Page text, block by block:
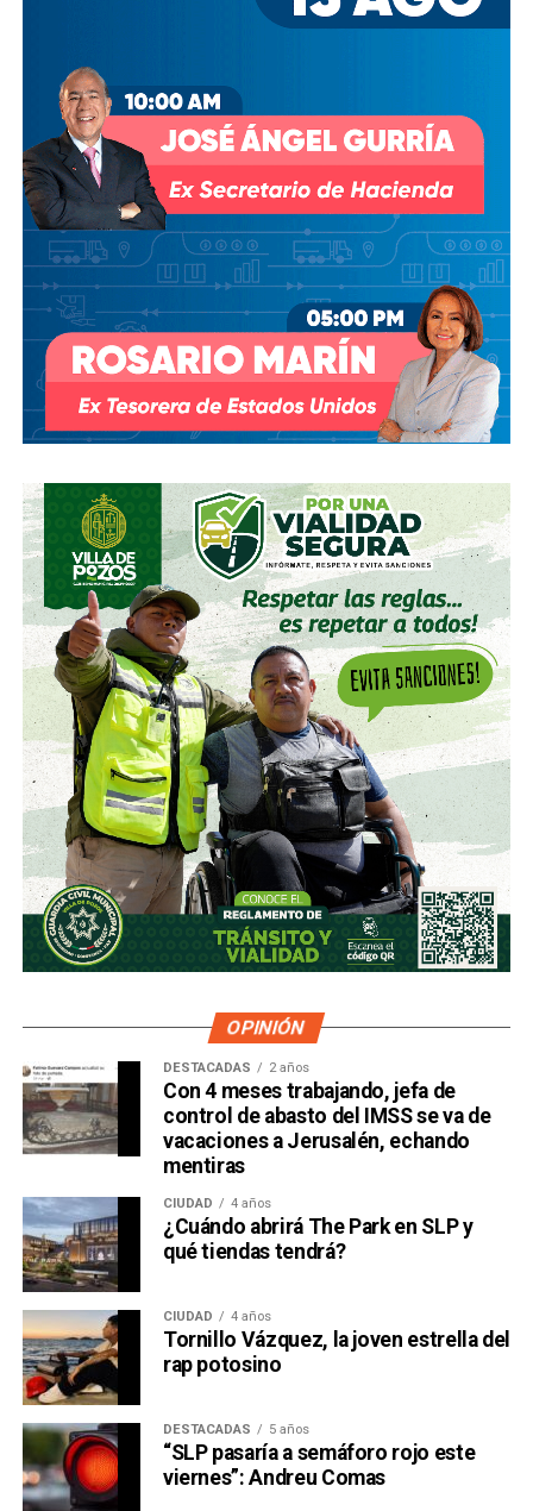
OPINIÓN
DESTACADAS 2 años
Con 4 meses trabajando, jefa de
control de abasto del IMSS se va de
vacaciones a Jerusalén, echando
mentiras
CIUDAD 4 años
¿Cuándo abrirá The Park en SLP y
qué tiendas tendrá?
CIUDAD 4 años
Tornillo Vázquez, la joven estrella del
rap potosino
DESTACADAS 5 años
“SLP pasaría a semáforo rojo este
viernes”: Andreu Comas